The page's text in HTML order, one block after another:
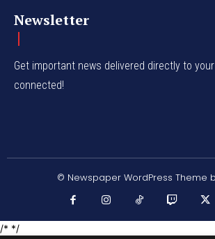
Newsletter
Get important news delivered directly to
connected!
© Newspaper WordPress Theme
/* */